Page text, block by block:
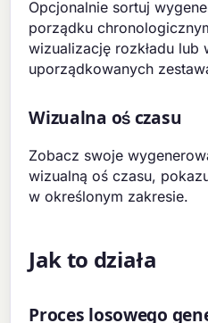
Opcjonalnie sortuj
porządku
wizualizację rozkładu lub
uporządkowanych
Wizualna oś czasu
Zobacz swoje
wizualną oś czasu,
w określonym zakresie.
Jak to działa
Proces losowego